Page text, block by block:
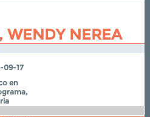
WENDY NEREA
09-17
en